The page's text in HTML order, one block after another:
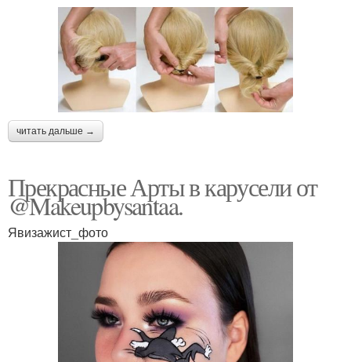
читать дальше →
Прекрасные Арты в карусели от
@Makeupbysantaa.
Явизажист_фото